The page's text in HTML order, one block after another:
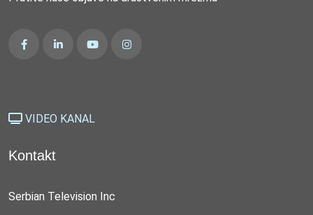
VIDEO KANAL
Kontakt
Serbian Television Inc